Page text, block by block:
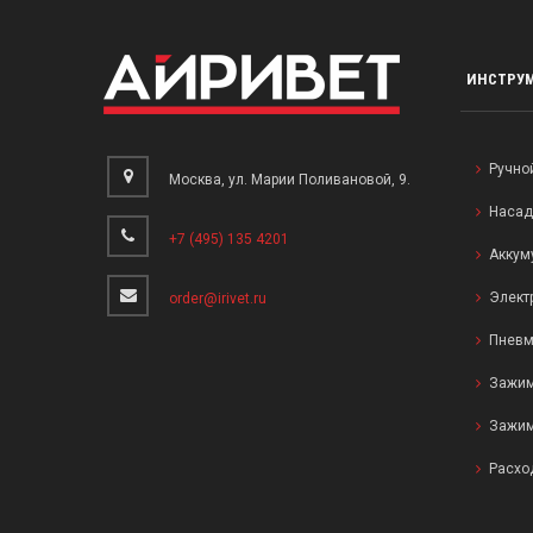
Москва, ул. Марии Поливановой, 9.
+7 (495) 135 4201
order@irivet.ru